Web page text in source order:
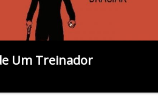
Um Treinador